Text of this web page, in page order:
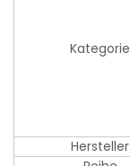
Kategorie
Hersteller